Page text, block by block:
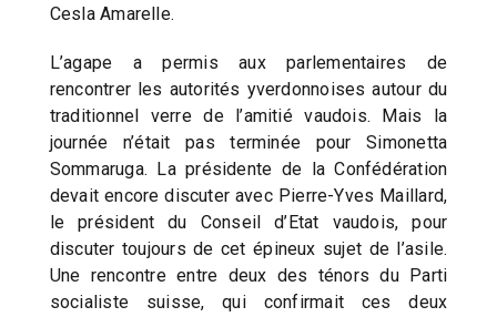
Cesla Amarelle.
L’agape a permis aux parlementaires de
rencontrer les autorités yverdonnoises autour du
traditionnel verre de l’amitié vaudois. Mais la
journée n’était pas terminée pour Simonetta
Sommaruga. La présidente de la Confédération
devait encore discuter avec Pierre-Yves Maillard,
le président du Conseil d’Etat vaudois, pour
discuter toujours de cet épineux sujet de l’asile.
Une rencontre entre deux des ténors du Parti
socialiste suisse, qui confirmait ces deux